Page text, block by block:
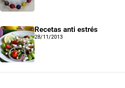
Recetas anti estrés
28/11/2013